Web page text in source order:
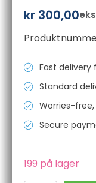
kr 300,00
Fast
Standard
Worries-free,
Secure
199 på lager